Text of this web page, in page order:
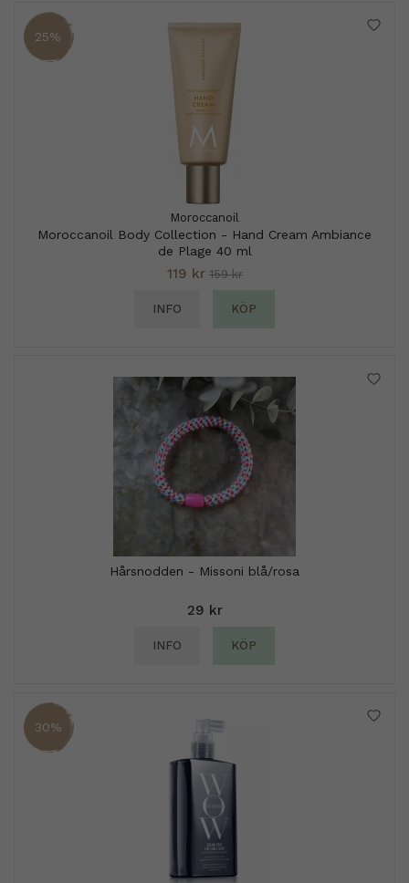
25%
Moroccanoil
Moroccanoil Body Collection - Hand Cream Ambiance
de Plage 40 ml
119 kr 159 kr
INFO KÖP
Hårsnodden - Missoni blå/rosa
29 kr
INFO KÖP
30%